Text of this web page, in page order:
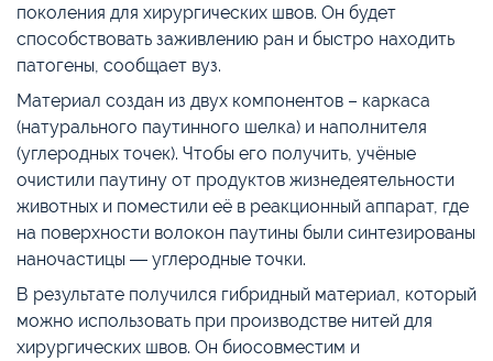
поколения для хирургических швов. Он будет
способствовать заживлению ран и быстро находить
патогены, сообщает вуз.
Материал создан из двух компонентов – каркаса
(натурального паутинного шелка) и наполнителя
(углеродных точек). Чтобы его получить, учёные
очистили паутину от продуктов жизнедеятельности
животных и поместили её в реакционный аппарат, где
на поверхности волокон паутины были синтезированы
наночастицы ― углеродные точки.
В результате получился гибридный материал, который
можно использовать при производстве нитей для
хирургических швов. Он биосовместим и